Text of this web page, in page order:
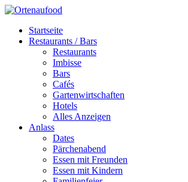
Startseite
Restaurants / Bars
Restaurants
Imbisse
Bars
Cafés
Gartenwirtschaften
Hotels
Alles Anzeigen
Anlass
Dates
Pärchenabend
Essen mit Freunden
Essen mit Kindern